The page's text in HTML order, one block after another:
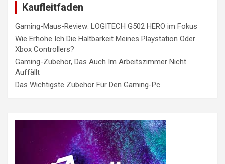
Kaufleitfaden
Gaming-Maus-Review: LOGITECH G502 HERO im Fokus
Wie Erhöhe Ich Die Haltbarkeit Meines Playstation Oder
Xbox Controllers?
Gaming-Zubehör, Das Auch Im Arbeitszimmer Nicht
Auffällt
Das Wichtigste Zubehör Für Den Gaming-Pc